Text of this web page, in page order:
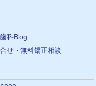
科Blog
せ・無料矯正相談